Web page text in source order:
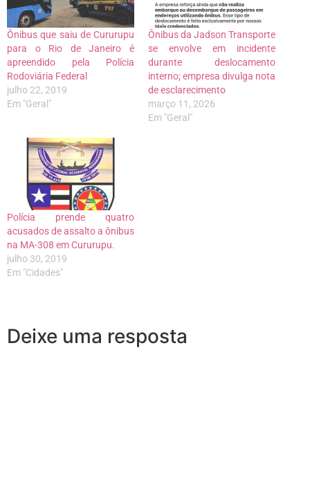
Ônibus que saiu de Cururupu
para o Rio de Janeiro é
apreendido pela Polícia
Rodoviária Federal
julho 22, 2019
Em "Geral"
Ônibus da Jadson Transporte
se envolve em incidente
durante deslocamento
interno; empresa divulga nota
de esclarecimento
março 11, 2026
Em "Geral"
Polícia prende quatro
acusados de assalto a ônibus
na MA-308 em Cururupu.
julho 30, 2019
Em "Cidades"
Deixe uma resposta